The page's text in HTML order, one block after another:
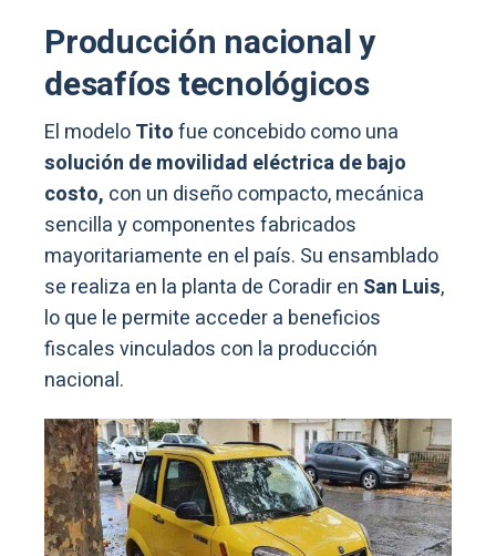
Producción nacional y
desafíos tecnológicos
El modeloTitofue concebido como una
solución de movilidad eléctrica de bajo
costo, con un diseño compacto, mecánica
sencilla y componentes fabricados
mayoritariamente en el país. Su ensamblado
se realiza en la planta de Coradir en San Luis,
lo que le permite acceder a beneficios
fiscales vinculados con la producción
nacional.